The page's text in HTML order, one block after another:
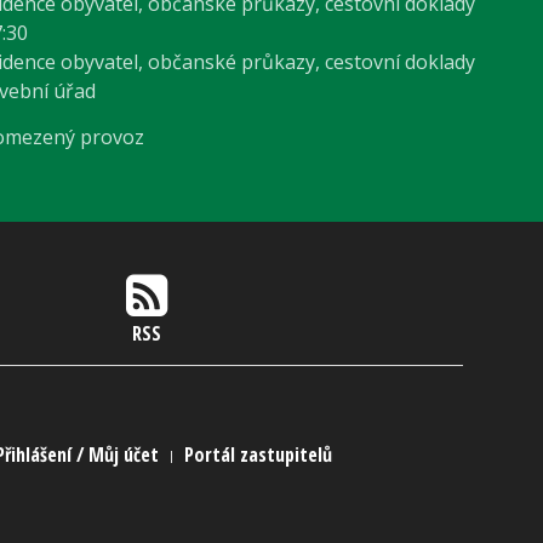
obyvatel, občanské průkazy, cestovní doklady
úřad
provoz
RSS
/ Můj účet Portál zastupitelů